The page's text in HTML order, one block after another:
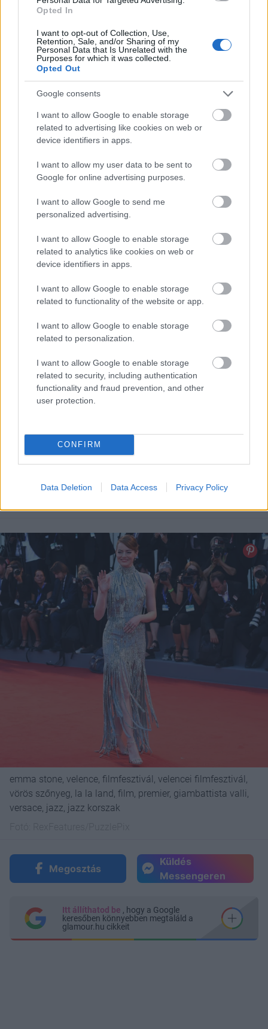
Opted In
I want to opt-out of Collection, Use,
Retention, Sale, and/or Sharing of my
Personal Data that Is Unrelated with the
Purposes for which it was collected.
Opted Out
Google consents
I want to allow Google to enable storage
related to advertising like cookies on web or
device identifiers in apps.
I want to allow my user data to be sent to
Google for online advertising purposes.
I want to allow Google to send me
personalized advertising.
I want to allow Google to enable storage
related to analytics like cookies on web or
device identifiers in apps.
I want to allow Google to enable storage
related to functionality of the website or app.
I want to allow Google to enable storage
related to personalization.
I want to allow Google to enable storage
related to security, including authentication
functionality and fraud prevention, and other
user protection.
CONFIRM
Data Deletion Data Access Privacy Policy
választás egy jazzről szóló film bemutatójára egy
évekre jellemző hosszú rojtos, csillogó Versace ruha
meseszép, és hihetetlenül bájos. Emma Stone a
vörös szőnyegen továbbra is lehengerlő, nem igaz?
emma stone, velence, filmfesztivál, velencei filmfesztivál,
versace, jazz, jazz korszak
emma stone, velence, filmfesztivál, velencei filmfesztivál,
vörös szőnyeg, la la land, film, premier, giambattista valli,
versace, jazz, jazz korszak
Megosztás
Küldés
Messengeren
Itt állíthatod be , hogy a Google
keresőben könnyebben megtaláld a
glamour.hu cikkeit